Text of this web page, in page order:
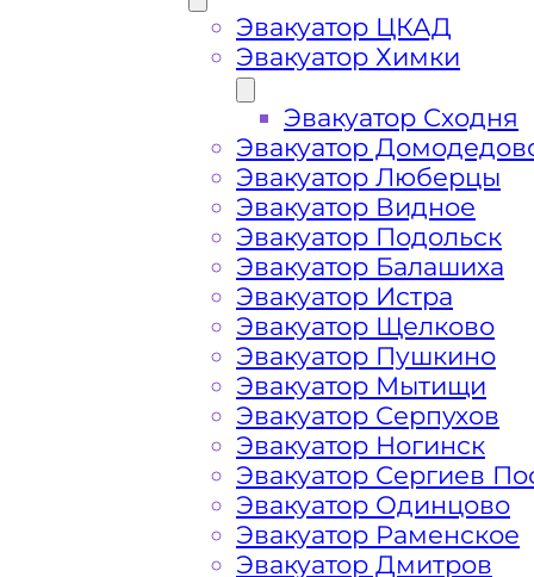
Как перевезти
Красногорске?
Эвакуатор ЦКАД
Эвакуатор Химки
Эвакуатор Сходня
Эвакуатор
Эвакуатор Люберцы
Эвакуатор Видное
Эвакуатор Подольск
Эвакуатор Балашиха
Эвакуатор Истра
Эвакуатор Щелково
Эвакуатор Пушкино
Эвакуатор Мытищи
Эвакуатор Серпухов
Эвакуатор Ногинск
Эвакуатор Сергиев
Эвакуатор Одинцово
Эвакуатор Раменское
Эвакуатор Дмитров